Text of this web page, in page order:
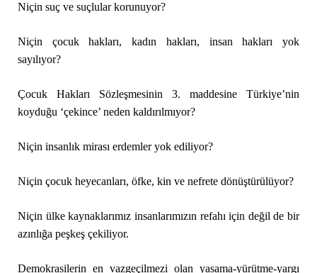
Niçin suç ve suçlular korunuyor?
Niçin çocuk hakları, kadın hakları, insan hakları yok
sayılıyor?
Çocuk Hakları Sözleşmesinin 3. maddesine Türkiye’nin
koyduğu ‘çekince’ neden kaldırılmıyor?
Niçin insanlık mirası erdemler yok ediliyor?
Niçin çocuk heyecanları, öfke, kin ve nefrete dönüştürülüyor?
Niçin ülke kaynaklarımız insanlarımızın refahı için değil de bir
azınlığa peşkeş çekiliyor.
Demokrasilerin en vazgeçilmezi olan yasama-yürütme-yargı